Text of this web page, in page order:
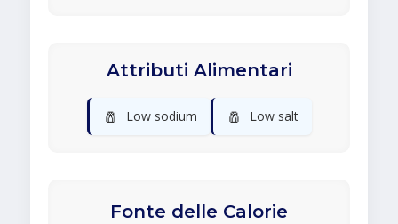
Attributi Alimentari
🧂 Low sodium 🧂 Low salt
Fonte delle Calorie